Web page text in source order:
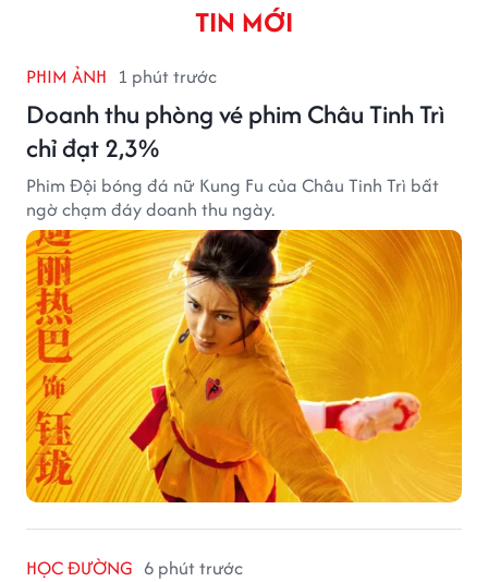
TIN MỚI
PHIM ẢNH 1 phút trước
Doanh thu phòng vé phim Châu Tinh Trì
chỉ đạt 2,3%
Phim Đội bóng đá nữ Kung Fu của Châu Tinh Trì bất
ngờ chạm đáy doanh thu ngày.
HỌC ĐƯỜNG 6 phút trước